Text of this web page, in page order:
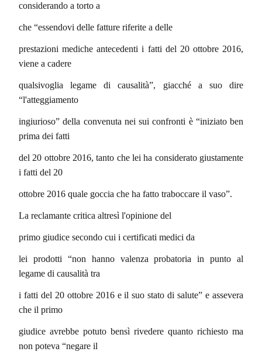
considerando a torto a
che “essendovi delle fatture riferite a delle
prestazioni mediche antecedenti i fatti del 20 ottobre 2016,
viene a cadere
qualsivoglia legame di causalità”, giacché a suo dire
“l'atteggiamento
ingiurioso” della convenuta nei sui confronti è “iniziato ben
prima dei fatti
del 20 ottobre 2016, tanto che lei ha considerato giustamente
i fatti del 20
ottobre 2016 quale goccia che ha fatto traboccare il vaso”.
La reclamante critica altresì l'opinione del
primo giudice secondo cui i certificati medici da
lei prodotti “non hanno valenza probatoria in punto al
legame di causalità tra
i fatti del 20 ottobre 2016 e il suo stato di salute” e assevera
che il primo
giudice avrebbe potuto bensì rivedere quanto richiesto ma
non poteva “negare il